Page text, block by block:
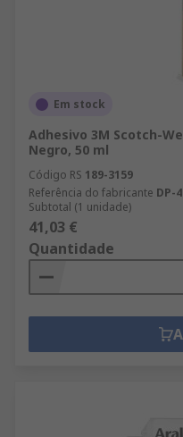
Em stock
Adhesivo 3M Scotch-
Negro, 50 ml
Código RS 189-3159
Referência do fabricante DP-
Subtotal (1 unidade)
41,03 €
Quantidade